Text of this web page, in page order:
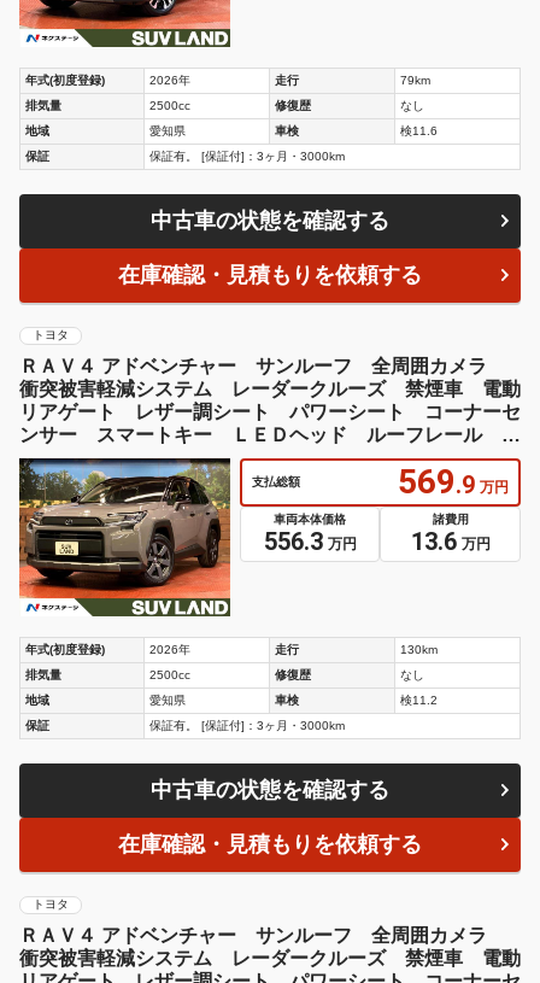
年式(初度登録) 2026年 走行
79km
排気量
2500cc 修復歴
なし
地域
愛知県 車検
検11.6
保証
保証有。 [保証付]：3ヶ月・3000km
中古車の状態を確認する
在庫確認・見積もりを依頼する
トヨタ
ＲＡＶ４ アドベンチャー サンルーフ 全周囲カメラ
衝突被害軽減システム レーダークルーズ 禁煙車 電動
リアゲート レザー調シート パワーシート コーナーセ
ンサー スマートキー ＬＥＤヘッド ルーフレール Ｅ
ＴＣ２．０
支払総額 569.9 万円
車両本体価格
556.3 万円
諸費用
13.6 万円
年式(初度登録) 2026年 走行
130km
排気量
2500cc 修復歴
なし
地域
愛知県 車検
検11.2
保証
保証有。 [保証付]：3ヶ月・3000km
中古車の状態を確認する
在庫確認・見積もりを依頼する
トヨタ
ＲＡＶ４ アドベンチャー サンルーフ 全周囲カメラ
衝突被害軽減システム レーダークルーズ 禁煙車 電動